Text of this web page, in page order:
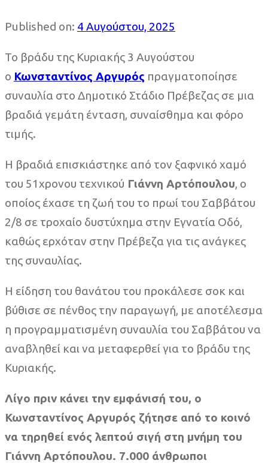
Published on: 4 Αυγούστου, 2025
Το βράδυ της Κυριακής 3 Αυγούστου
ο Κωνσταντίνος Αργυρός πραγματοποίησε
συναυλία στο Δημοτικό Στάδιο Πρέβεζας σε μια
βραδιά γεμάτη ένταση, συναίσθημα και φόρο
τιμής.
Η βραδιά επισκιάστηκε από τον ξαφνικό χαμό
του 51χρονου τεχνικού Γιάννη Αρτόπουλου, ο
οποίος έχασε τη ζωή του το πρωί του Σαββάτου
2/8 σε τροχαίο δυστύχημα στην Εγνατία Οδό,
καθώς ερχόταν στην Πρέβεζα για τις ανάγκες
της συναυλίας.
Η είδηση του θανάτου του προκάλεσε σοκ και
βύθισε σε πένθος την παραγωγή, με αποτέλεσμα
η προγραμματισμένη συναυλία του Σαββάτου να
αναβληθεί και να μεταφερθεί για το βράδυ της
Κυριακής.
Λίγο πριν κάνει την εμφάνισή του, ο
Κωνσταντίνος Αργυρός ζήτησε από το κοινό
να τηρηθεί ενός λεπτού σιγή στη μνήμη του
Γιάννη Αρτόπουλου. 7.000 άνθρωποι